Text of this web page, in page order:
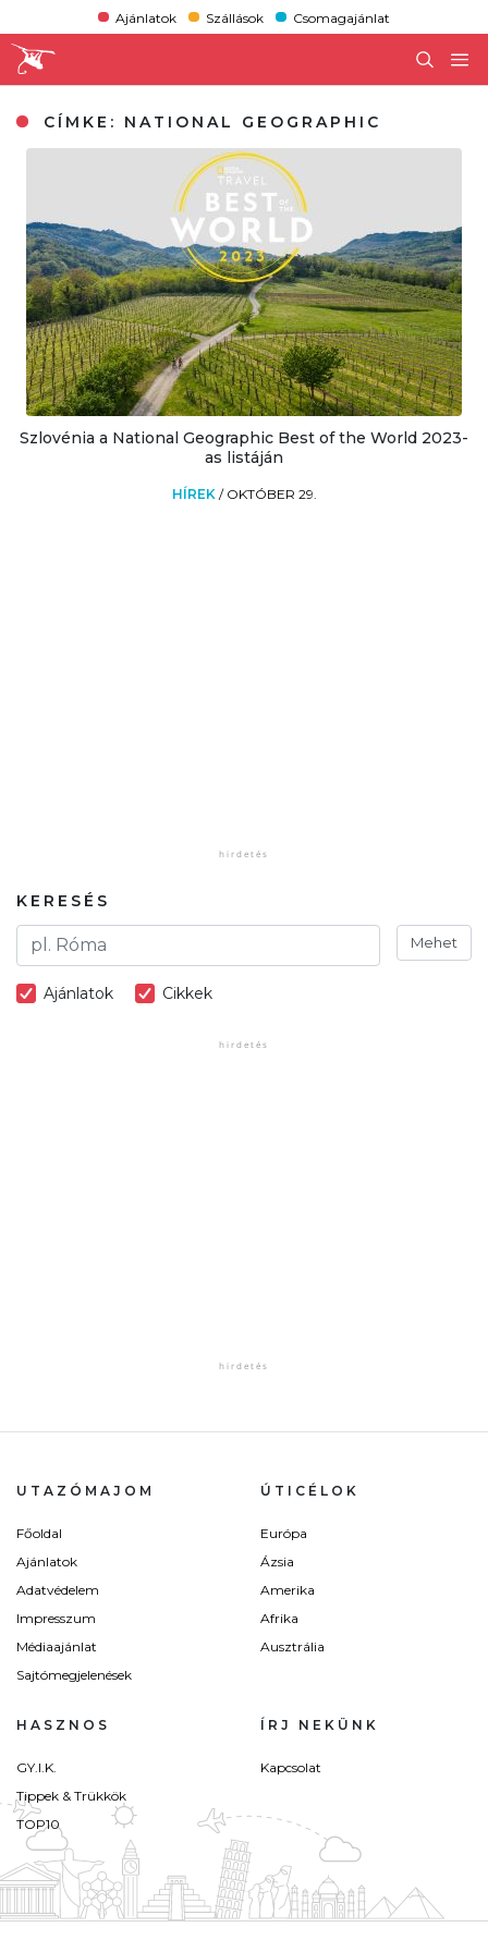
Ajánlatok Szállások Csomagajánlat
CÍMKE: NATIONAL GEOGRAPHIC
Szlovénia a National Geographic Best of the World 2023-
as listáján
HÍREK / OKTÓBER 29.
KERESÉS
Mehet
Ajánlatok Cikkek
UTAZÓMAJOM
Főoldal
Ajánlatok
Adatvédelem
Impresszum
Médiaajánlat
Sajtómegjelenések
ÚTICÉLOK
Európa
Ázsia
Amerika
Afrika
Ausztrália
HASZNOS
GY.I.K.
Tippek & Trükkök
TOP10
ÍRJ NEKÜNK
Kapcsolat